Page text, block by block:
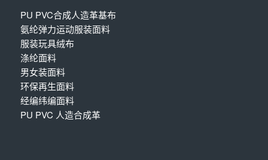
PU PVC合成人造革基布
氨纶弹力运动服装面料
服装玩具绒布
涤纶面料
男女装面料
环保再生面料
经编纬编面料
PU PVC 人造合成革